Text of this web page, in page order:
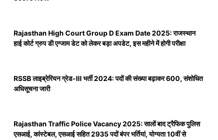
Rajasthan High Court Group D Exam Date 2025: राजस्थान
हाई कोर्ट ग्रुप डी एग्जाम डेट को लेकर बड़ा अपडेट, इस महीने में होगी परीक्षा
RSSB लाइब्रेरियन ग्रेड-III भर्ती 2024: पदों की संख्या बढ़ाकर 600, संशोधित
अधिसूचना जारी
Rajasthan Traffic Police Vacancy 2025: सालों बाद ट्रैफिक पुलिस
एसआई, कांस्टेबल, एसआई सहित 2935 पदों बंपर भर्तियां, योग्यता 10वीं से